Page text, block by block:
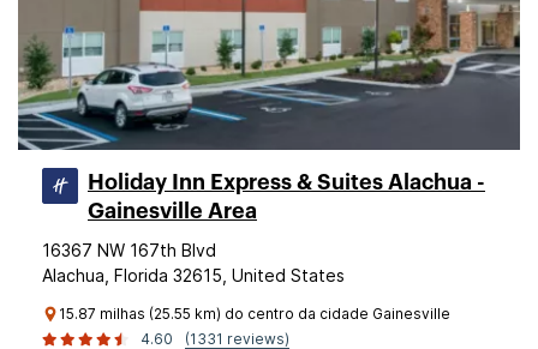
Holiday Inn Express & Suites Alachua -
Gainesville Area
16367 NW 167th Blvd
Alachua, Florida 32615, United States
15.87 milhas (25.55 km) do centro da cidade Gainesville
4.60
(1331 reviews)